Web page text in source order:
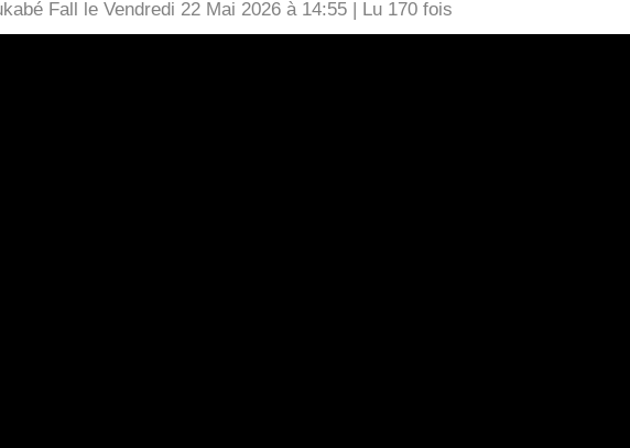
Fall le Vendredi 22 Mai 2026 à 14:55 | Lu 170 fois